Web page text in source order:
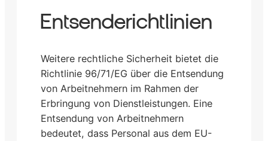
Entsenderichtlinien
Weitere rechtliche Sicherheit bietet die
Richtlinie 96/71/EG über die Entsendung
von Arbeitnehmern im Rahmen der
Erbringung von Dienstleistungen. Eine
Entsendung von Arbeitnehmern
bedeutet, dass Personal aus dem EU-